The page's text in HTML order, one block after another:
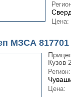
Цена:
МЗСА 817701
Кузов
Регион:
Цена: